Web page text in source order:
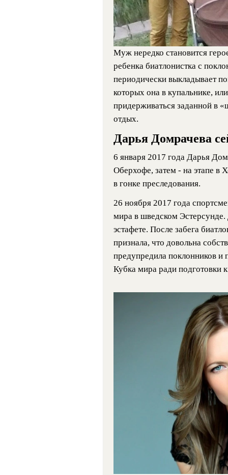
Муж нередко становится
ребенка биатлонистка с
периодически выкладывает
которых она в купальнике,
придерживаться заданной в
отдых.
Дарья Домрачева
6 января 2017 года Дарья
Оберхофе, затем - на этапе в
в гонке преследования.
26 ноября 2017 года
мира в шведском
эстафете. После забега
признала, что довольна
предупредила поклонников и
Кубка мира ради подготовки